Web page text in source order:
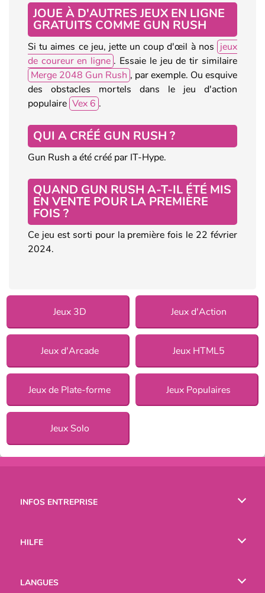
JOUE À D'AUTRES JEUX EN LIGNE
GRATUITS COMME GUN RUSH
Si tu aimes ce jeu, jette un coup d'œil à nos jeux
de coureur en ligne . Essaie le jeu de tir similaire
Merge 2048 Gun Rush , par exemple. Ou esquive
des obstacles mortels dans le jeu d'action
populaire Vex 6 .
QUI A CRÉÉ GUN RUSH ?
Gun Rush a été créé par IT-Hype.
QUAND GUN RUSH A-T-IL ÉTÉ MIS
EN VENTE POUR LA PREMIÈRE
FOIS ?
Ce jeu est sorti pour la première fois le 22 février
2024.
Jeux 3D Jeux d'Action
Jeux d'Arcade Jeux HTML5
Jeux de Plate-forme Jeux Populaires
Jeux Solo
INFOS ENTREPRISE
HILFE
LANGUES